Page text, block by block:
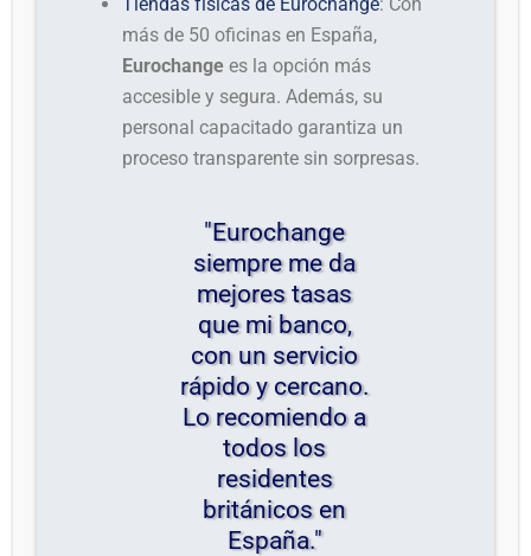
más de 50 oficinas en España,
Eurochangees la opción más
accesible y segura. Además, su
personal capacitado garantiza un
proceso transparente sin sorpresas.
"Eurochange
siempre me da
mejores tasas
que mi banco,
con un servicio
rápido y cercano.
Lo recomiendo a
todos los
residentes
británicos en
España."